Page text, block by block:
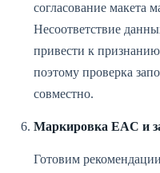
согласование макета
Несоответствие
привести к
поэтому проверка
совместно.
Маркировка EAC и
Готовим